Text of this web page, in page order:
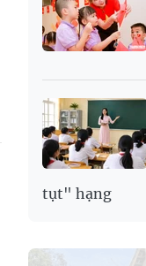
tụt" hạng